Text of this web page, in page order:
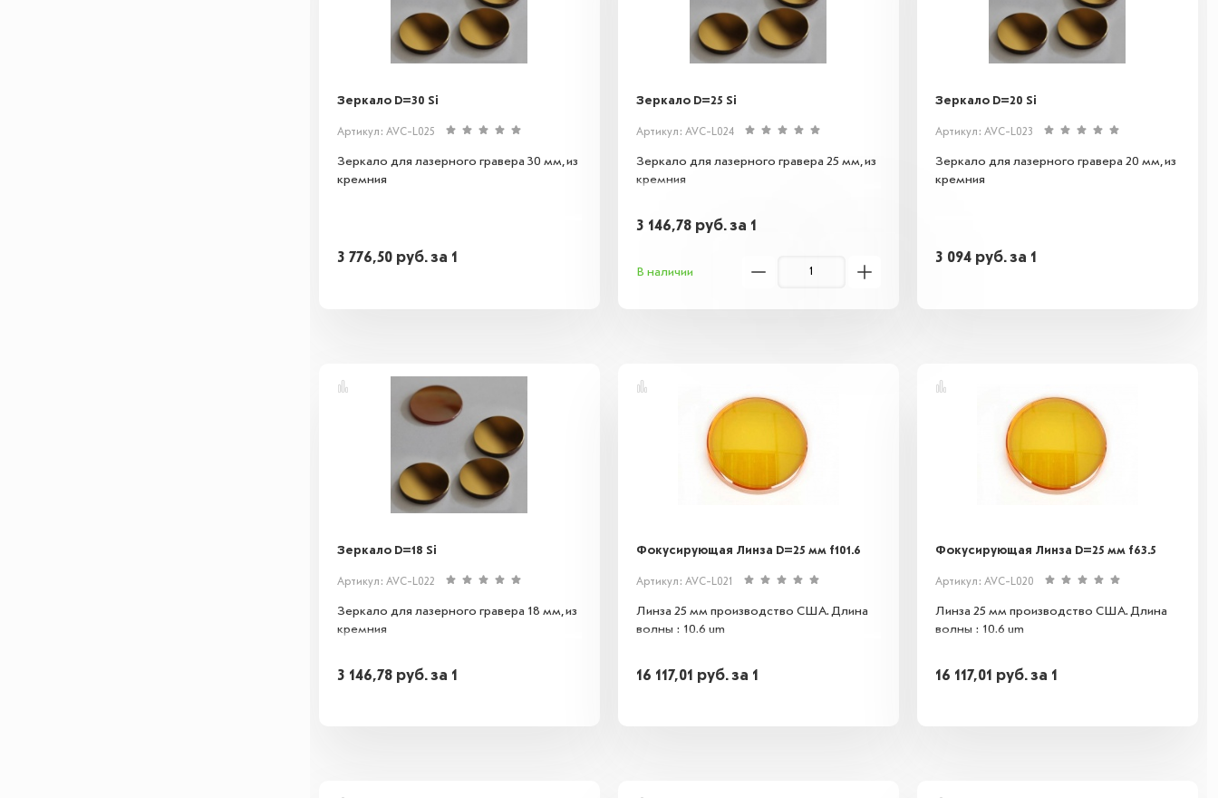
Зеркало D=30 Si
Артикул: AVC-L025
Зеркало для лазерного гравера 30 мм, из
кремния
3 776,50 руб.за 1
Зеркало D=25 Si
Артикул: AVC-L024
Зеркало для лазерного гравера 25 мм, из
кремния
3 146,78 руб.за 1
В наличии
Зеркало D=20 Si
Артикул: AVC-L023
Зеркало для лазерного гравера 20 мм, из
кремния
3 094 руб.за 1
Зеркало D=18 Si
Артикул: AVC-L022
Зеркало для лазерного гравера 18 мм, из
кремния
3 146,78 руб.за 1
Фокусирующая Линза D=25 мм f101.6
Артикул: AVC-L021
Линза 25 мм производство США. Длина
волны : 10.6 um
16 117,01 руб.за 1
Фокусирующая Линза D=25 мм f63.5
Артикул: AVC-L020
Линза 25 мм производство США. Длина
волны : 10.6 um
16 117,01 руб.за 1